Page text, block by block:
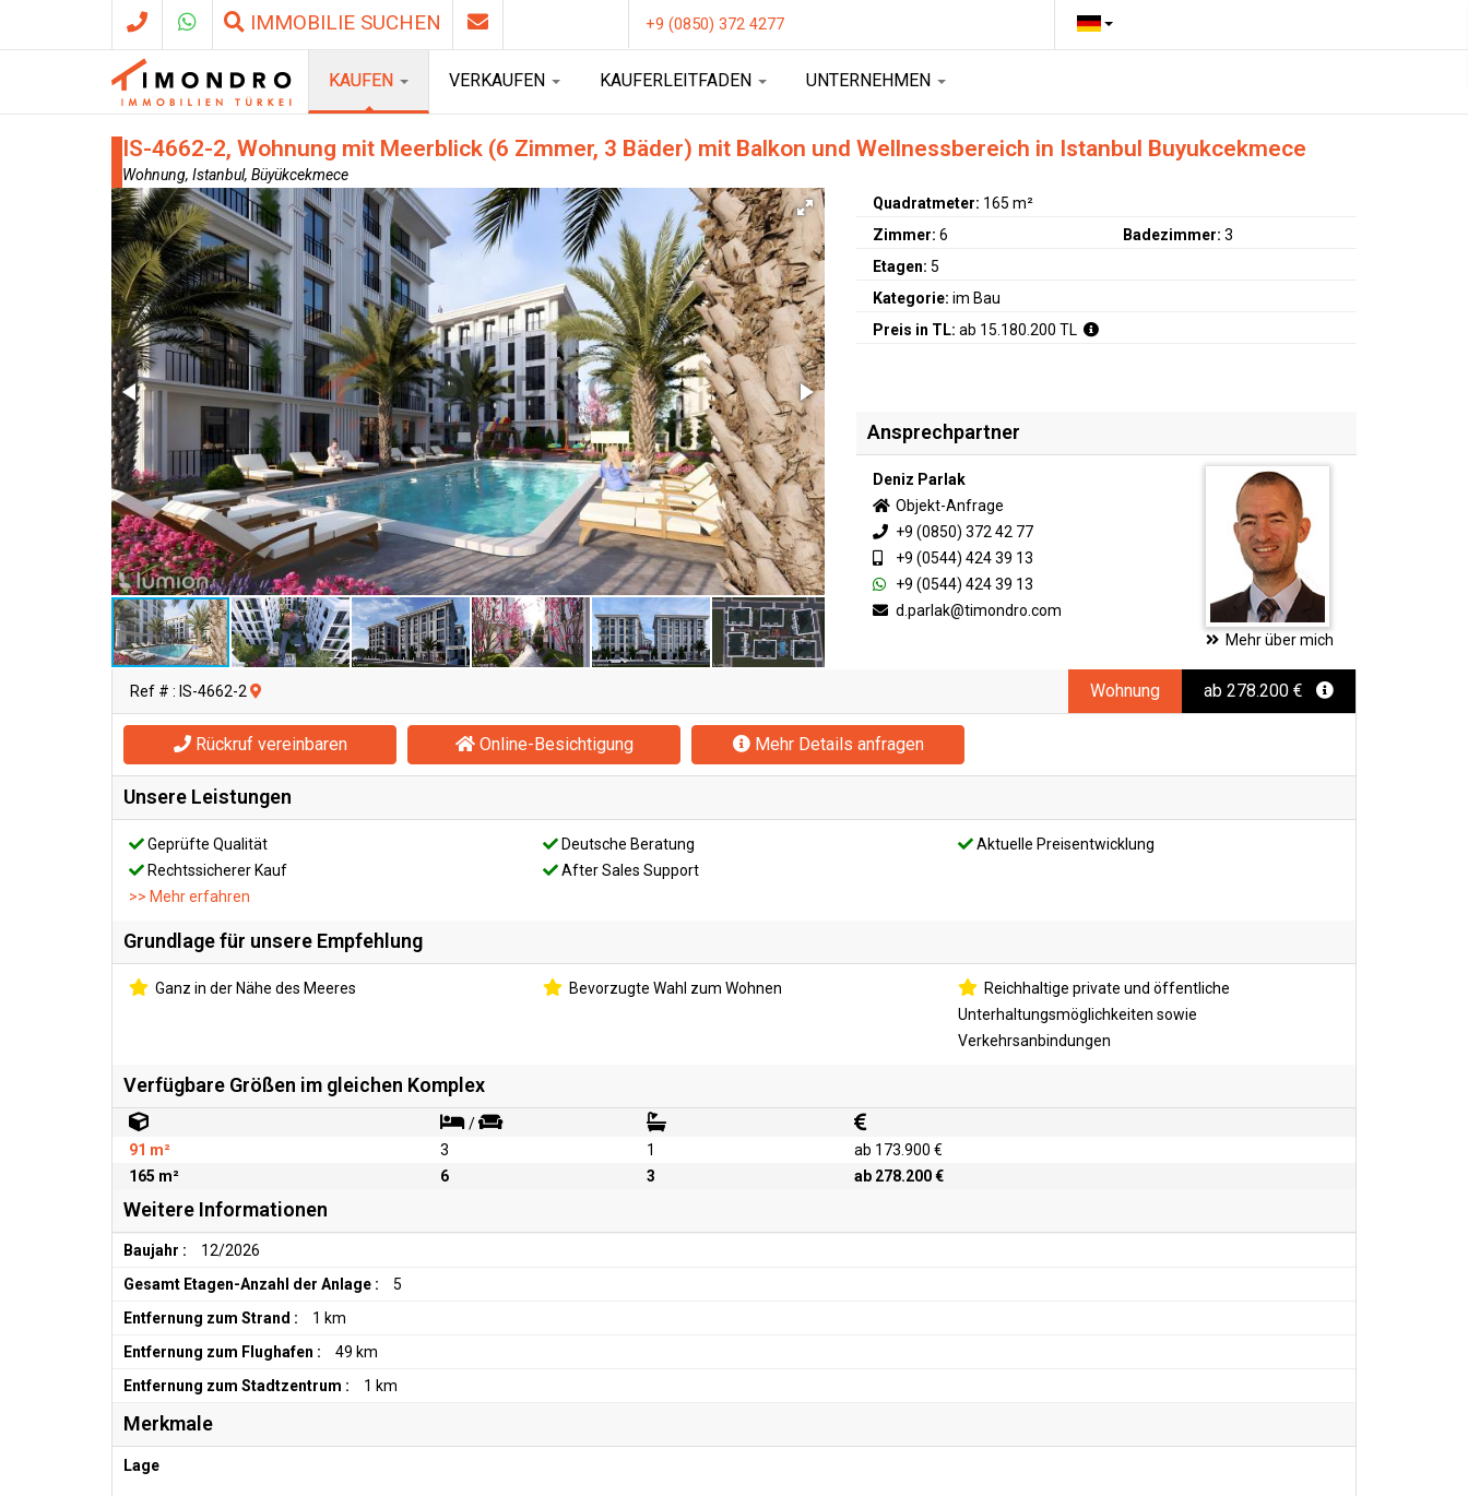
IMMOBILIE SUCHEN +9 (0850) 372 4277
KAUFEN VERKAUFEN KAUFERLEITFADEN UNTERNEHMEN
IS-4662-2, Wohnung mit Meerblick (6 Zimmer, 3 Bäder) mit Balkon und Wellnessbereich in Istanbul Buyukcekmece
Wohnung, Istanbul, Büyükcekmece
Quadratmeter: 165 m²
Zimmer:6 Badezimmer: 3
Etagen:5
Kategorie:im Bau
Preis in TL:ab 15.180.200 TL
Ansprechpartner
Deniz Parlak
Objekt-Anfrage
+9 (0850) 372 42 77
+9 (0544) 424 39 13
+9 (0544) 424 39 13
d.parlak@timondro.com
Mehr über mich
Wohnung ab 278.200 €
Ref # : IS-4662-2
Rückruf vereinbaren Online-Besichtigung Mehr Details anfragen
Unsere Leistungen
Geprüfte Qualität Deutsche Beratung
Aktuelle Preisentwicklung
Rechtssicherer Kauf
After Sales Support
>> Mehr erfahren
Grundlage für unsere Empfehlung
Ganz in der Nähe des Meeres Bevorzugte Wahl zum Wohnen
Reichhaltige private und öffentliche
Unterhaltungsmöglichkeiten sowie
Verkehrsanbindungen
Verfügbare Größen im gleichen Komplex
/
91 m²
3 1
ab 173.900 €
165 m²
6 3 ab 278.200 €
Weitere Informationen
Baujahr :
12/2026
Gesamt Etagen-Anzahl der Anlage :
5
Entfernung zum Strand :
1 km
Entfernung zum Flughafen :
49 km
Entfernung zum Stadtzentrum :
1 km
Merkmale
Lage